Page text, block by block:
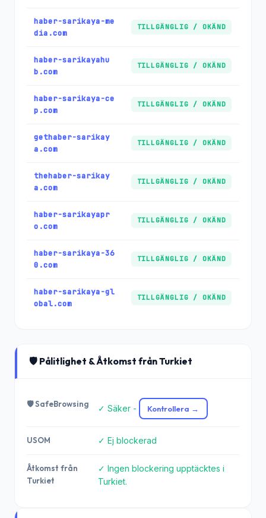
haber-sarikaya-me
dia.com
TILLGÄNGLIG / OKÄND
haber-sarikayahu
b.com
TILLGÄNGLIG / OKÄND
haber-sarikaya-ce
p.com
TILLGÄNGLIG / OKÄND
gethaber-sarikay
a.com
TILLGÄNGLIG / OKÄND
thehaber-sarikay
a.com
TILLGÄNGLIG / OKÄND
haber-sarikayapr
o.com
TILLGÄNGLIG / OKÄND
haber-sarikaya-36
0.com
TILLGÄNGLIG / OKÄND
haber-sarikaya-gl
obal.com
TILLGÄNGLIG / OKÄND
🛡️ Pålitlighet & Åtkomst från Turkiet
🛡️ SafeBrowsing ✓ Säker - Kontrollera →
USOM ✓ Ej blockerad
Åtkomst från
Turkiet
✓ Ingen blockering upptäcktes i
Turkiet.